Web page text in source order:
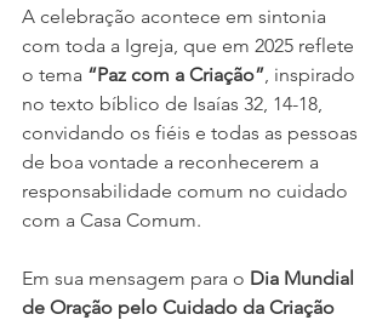
A celebração acontece em sintonia
com toda a Igreja, que em 2025 reflete
o tema “Paz com a Criação”, inspirado
no texto bíblico de Isaías 32, 14-18,
convidando os fiéis e todas as pessoas
de boa vontade a reconhecerem a
responsabilidade comum no cuidado
com a Casa Comum.
Em sua mensagem para o Dia Mundial
de Oração pelo Cuidado da Criação